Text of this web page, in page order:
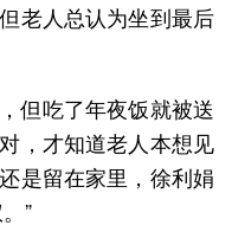
老人总认为坐到最后
但吃了年夜饭就被送
，才知道老人本想见
是留在家里，徐利娟
”